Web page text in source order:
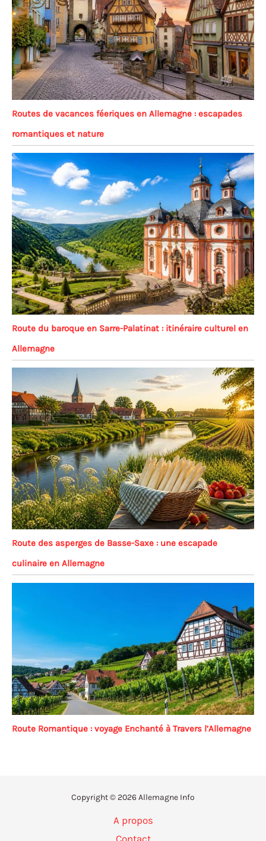
Routes de vacances féeriques en Allemagne : escapades
romantiques et nature
Route du baroque en Sarre-Palatinat : itinéraire culturel en
Allemagne
Route des asperges de Basse-Saxe : une escapade
culinaire en Allemagne
Route Romantique : voyage Enchanté à Travers l’Allemagne
Copyright © 2026 Allemagne Info
A propos
Contact